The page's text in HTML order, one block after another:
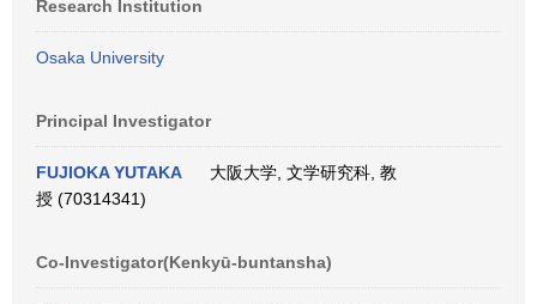
Research Institution
Osaka University
Principal Investigator
FUJIOKA YUTAKA
大阪大学, 文学研究科, 教
授 (70314341)
Co-Investigator(Kenkyū-buntansha)